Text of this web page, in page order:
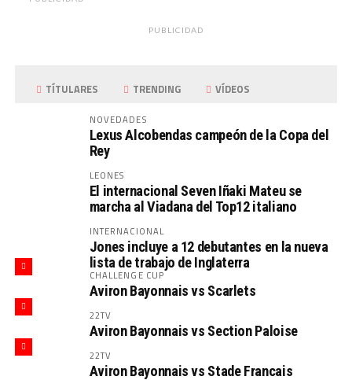
PUBLICIDAD
TÍTULARES TRENDING VÍDEOS
NOVEDADES
Lexus Alcobendas campeón de la Copa del
Rey
LEONES
El internacional Seven Iñaki Mateu se
marcha al Viadana del Top12 italiano
INTERNACIONAL
Jones incluye a 12 debutantes en la nueva
lista de trabajo de Inglaterra
CHALLENGE CUP
Aviron Bayonnais vs Scarlets
22TV
Aviron Bayonnais vs Section Paloise
22TV
Aviron Bayonnais vs Stade Francais